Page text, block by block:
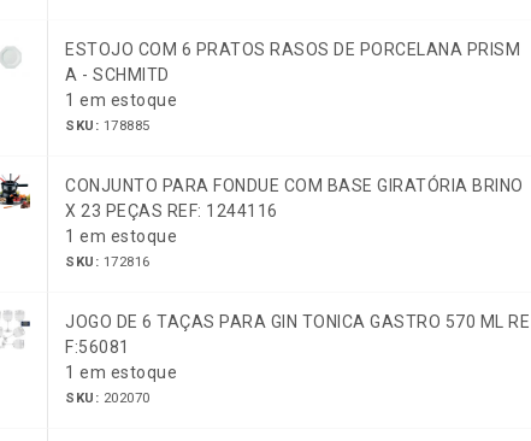
ESTOJO COM 6 PRATOS RASOS DE PORCELANA PRISM
A - SCHMITD
1 em estoque
SKU: 178885
CONJUNTO PARA FONDUE COM BASE GIRATÓRIA BRINO
X 23 PEÇAS REF: 1244116
1 em estoque
SKU: 172816
JOGO DE 6 TAÇAS PARA GIN TONICA GASTRO 570 ML RE
F:56081
1 em estoque
SKU: 202070